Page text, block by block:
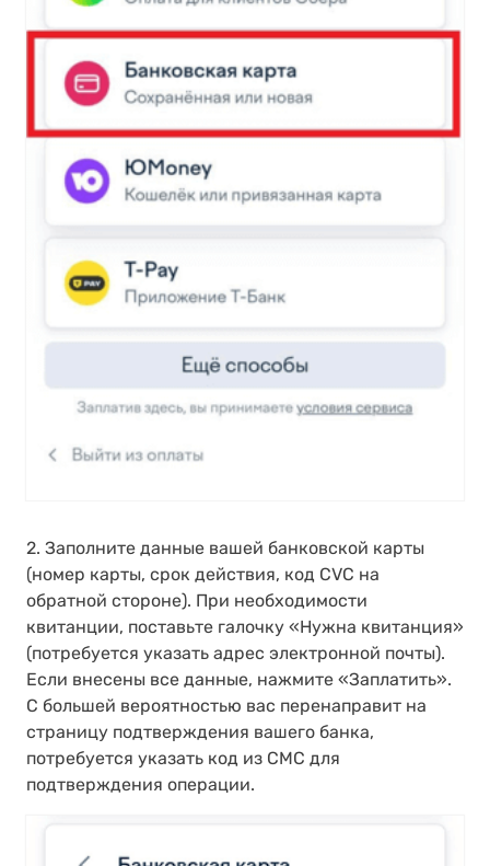
2. Заполните данные вашей банковской карты
(номер карты, срок действия, код CVC на
обратной стороне). При необходимости
квитанции, поставьте галочку «Нужна квитанция»
(потребуется указать адрес электронной почты).
Если внесены все данные, нажмите «Заплатить».
С большей вероятностью вас перенаправит на
страницу подтверждения вашего банка,
потребуется указать код из СМС для
подтверждения операции.